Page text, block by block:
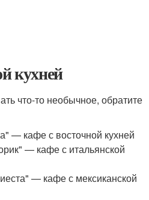
кухней
что-то необычное, обратите
— кафе с восточной кухней
— кафе с итальянской
— кафе с мексиканской